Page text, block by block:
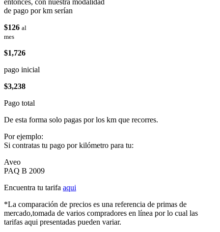
de pago por km serían
$126 al
mes
$1,726
pago inicial
$3,238
Pago total
De esta forma solo pagas por los km que recorres.
Por ejemplo:
Si contratas tu pago por kilómetro para tu:
Aveo
PAQ B 2009
Encuentra tu tarifa aqui
*La comparación de precios es una referencia de primas de
mercado,tomada de varios compradores en línea por lo cual las
tarifas aqui presentadas pueden variar.